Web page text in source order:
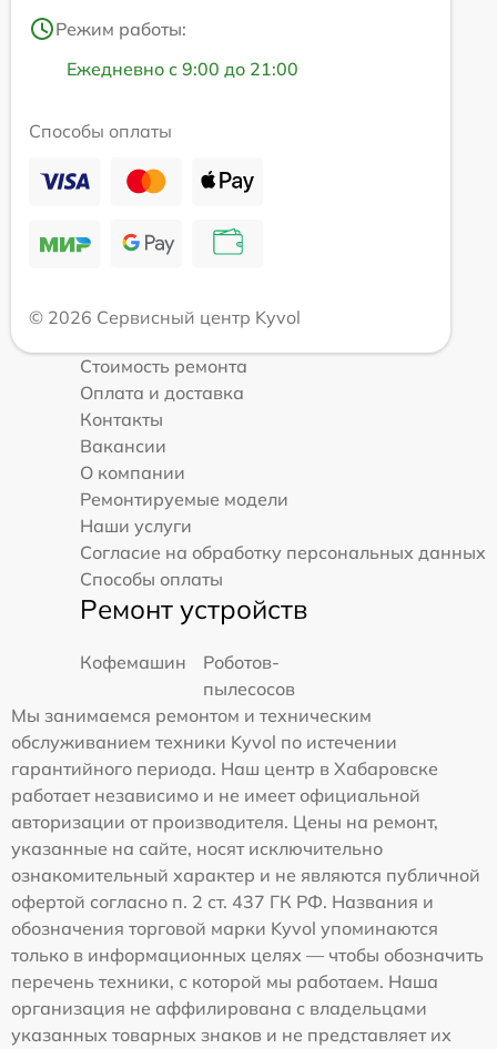
Режим работы:
Ежедневно с 9:00 до 21:00
Способы оплаты
© 2026 Сервисный центр Kyvol
Стоимость ремонта
Оплата и доставка
Контакты
Вакансии
О компании
Ремонтируемые модели
Наши услуги
Согласие на обработку персональных данных
Способы оплаты
Ремонт устройств
Кофемашин
Роботов-
пылесосов
Мы занимаемся ремонтом и техническим
обслуживанием техники Kyvol по истечении
гарантийного периода. Наш центр в Хабаровске
работает независимо и не имеет официальной
авторизации от производителя. Цены на ремонт,
указанные на сайте, носят исключительно
ознакомительный характер и не являются публичной
офертой согласно п. 2 ст. 437 ГК РФ. Названия и
обозначения торговой марки Kyvol упоминаются
только в информационных целях — чтобы обозначить
перечень техники, с которой мы работаем. Наша
организация не аффилирована с владельцами
указанных товарных знаков и не представляет их